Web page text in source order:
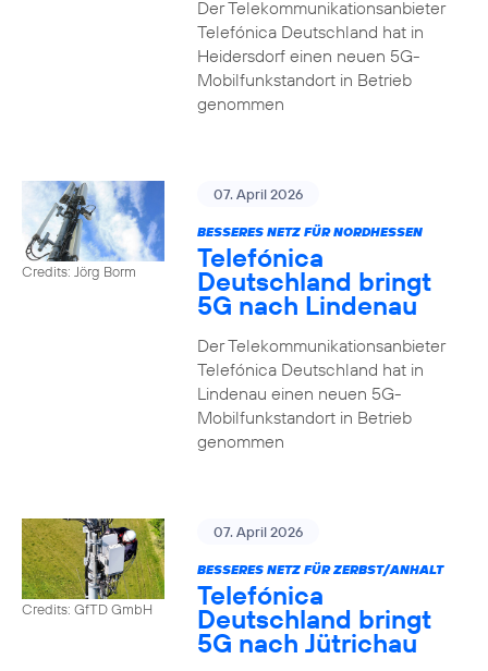
Der Telekommunikationsanbieter
Telefónica Deutschland hat in
Heidersdorf einen neuen 5G-
Mobilfunkstandort in Betrieb
genommen
Credits: Jörg Borm
07. April 2026
BESSERES NETZ FÜR NORDHESSEN
Telefónica
Deutschland bringt
5G nach Lindenau
Der Telekommunikationsanbieter
Telefónica Deutschland hat in
Lindenau einen neuen 5G-
Mobilfunkstandort in Betrieb
genommen
Credits: GfTD GmbH
07. April 2026
BESSERES NETZ FÜR ZERBST/ANHALT
Telefónica
Deutschland bringt
5G nach Jütrichau